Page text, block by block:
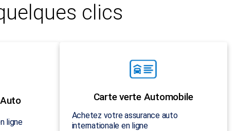
clics
ligne
Carte verte Automobile
Achetez votre assurance auto
internationale en ligne